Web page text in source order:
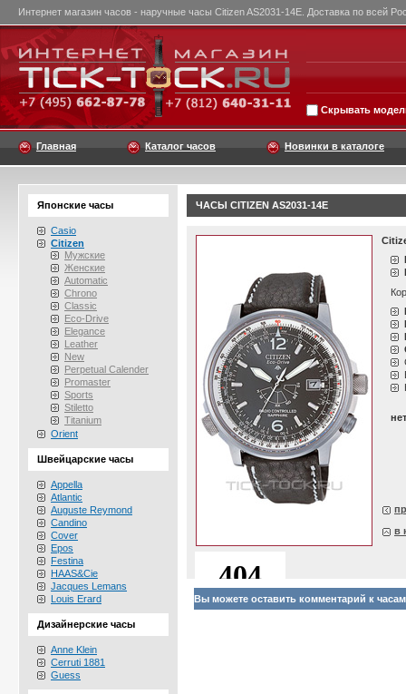
Интернет магазин часов - наручные часы Citizen AS2031-14E. Доставка по всей
Скрывать
Главная Каталог часов Новинки в каталоге
Японские часы
Casio
Citizen
Мужские
Женские
Automatic
Chrono
Classic
Eco-Drive
Elegance
Leather
New
Perpetual Calender
Promaster
Sports
Stiletto
Titanium
Orient
Швейцарские часы
Appella
Atlantic
Auguste Reymond
Candino
Cover
Epos
Festina
HAAS&Cie
Jacques Lemans
Louis Erard
Дизайнерские часы
Anne Klein
Cerruti 1881
Guess
ЧАСЫ CITIZEN AS2031-14E
в
Вы можете оставить комментарий к